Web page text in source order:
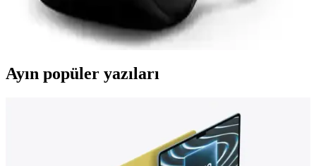
Lexus MR-7510, suya dayanıklı Oxford kumaş, USB şarj portu ve
düzenleyici cepleriyle günlük kullanımda pratik ve şık bir omuz
Ayın popüler yazıları